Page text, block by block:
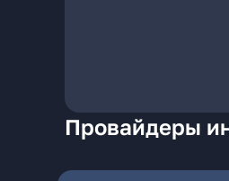
Провайдеры